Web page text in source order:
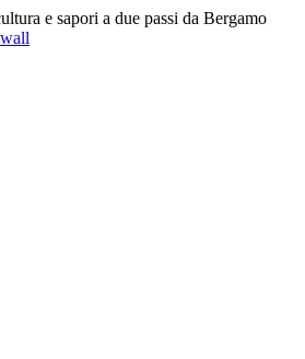
e sapori a due passi da Bergamo